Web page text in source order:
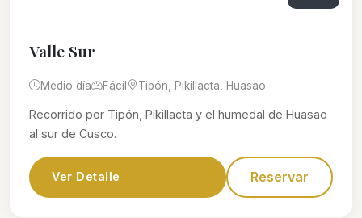
Valle Sur
Medio día Fácil Tipón, Pikillacta, Huasao
Recorrido por Tipón, Pikillacta y el humedal de Huasao
al sur de Cusco.
Ver Detalle Reservar